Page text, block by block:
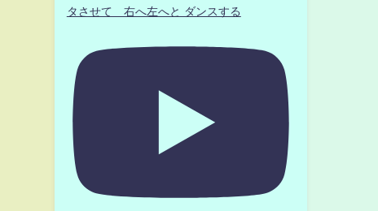
タさせて 右へ左へと ダンスする